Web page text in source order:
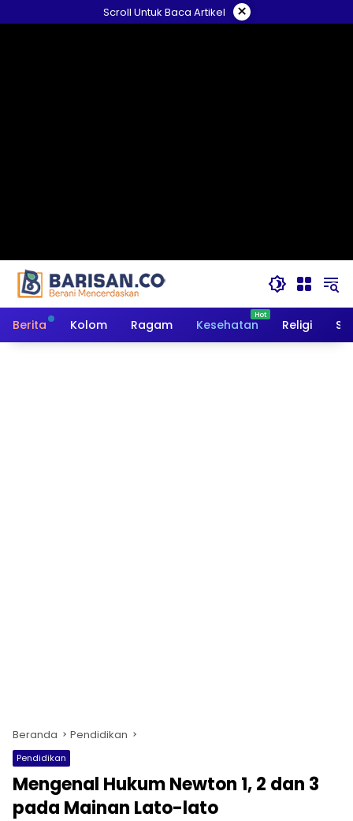
ke
Scroll Untuk Baca Artikel ×
Berita Kolom Ragam Kesehatan Religi
Beranda Pendidikan
Pendidikan
Mengenal Hukum Newton 1, 2 dan 3
pada Mainan Lato-lato